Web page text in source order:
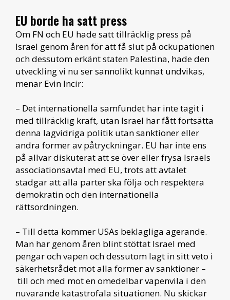
EU borde ha satt press
Om FN och EU hade satt tillräcklig press på
Israel genom åren för att få slut på ockupationen
och dessutom erkänt staten Palestina, hade den
utveckling vi nu ser sannolikt kunnat undvikas,
menar Evin Incir:
– Det internationella samfundet har inte tagit i
med tillräcklig kraft, utan Israel har fått fortsätta
denna lagvidriga politik utan sanktioner eller
andra former av påtryckningar. EU har inte ens
på allvar diskuterat att se över eller frysa Israels
associationsavtal med EU, trots att avtalet
stadgar att alla parter ska följa och respektera
demokratin och den internationella
rättsordningen.
– Till detta kommer USAs beklagliga agerande.
Man har genom åren blint stöttat Israel med
pengar och vapen och dessutom lagt in sitt veto i
säkerhetsrådet mot alla former av sanktioner –
till och med mot en omedelbar vapenvila i den
nuvarande katastrofala situationen. Nu skickar